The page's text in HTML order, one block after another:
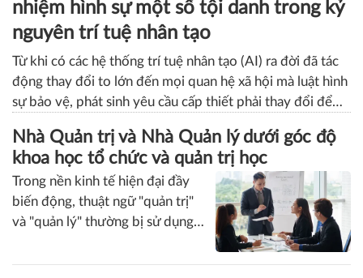
Yêu cầu sửa đổi Bộ luật Hình sự Việt
Nam và tham khảo tái cấu trúc trách
nhiệm hình sự một số tội danh trong kỷ
nguyên trí tuệ nhân tạo
Từ khi có các hệ thống trí tuệ nhân tạo (AI) ra đời đã tác
động thay đổi to lớn đến mọi quan hệ xã hội mà luật hình
sự bảo vệ, phát sinh yêu cầu cấp thiết phải thay đổi để
thích ứng phòng ngừa và giải quyết tốt các hành vi phạm
tội mới trong kỷ nguyên số. Bài viết phân tích bất cập
Nhà Quản trị và Nhà Quản lý dưới góc độ
khoa học tổ chức và quản trị học